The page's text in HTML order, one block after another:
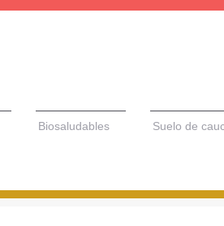
Biosaludables Suelo de